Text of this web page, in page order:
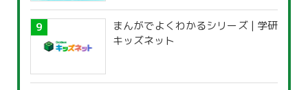
まんがでよくわかるシリーズ | 学研
キッズネット